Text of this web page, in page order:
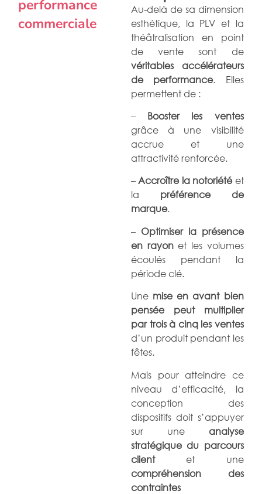
performance
commerciale
Au-delà de sa dimension
esthétique, la PLV et la
théâtralisation en point
de vente sont de
véritables accélérateurs
de performance. Elles
permettent de :
– Booster les ventes
grâce à une visibilité
accrue et une
attractivité renforcée.
–Accroître la notoriétéet
la préférence de
marque.
– Optimiser la présence
en rayonet les volumes
écoulés pendant la
période clé.
Une mise en avant bien
pensée peut multiplier
par trois à cinq les ventes
d’un produit pendant les
fêtes.
Mais pour atteindre ce
niveau d’efficacité, la
conception des
dispositifs doit s’appuyer
sur une analyse
stratégique du parcours
clientet une
compréhension des
contraintes